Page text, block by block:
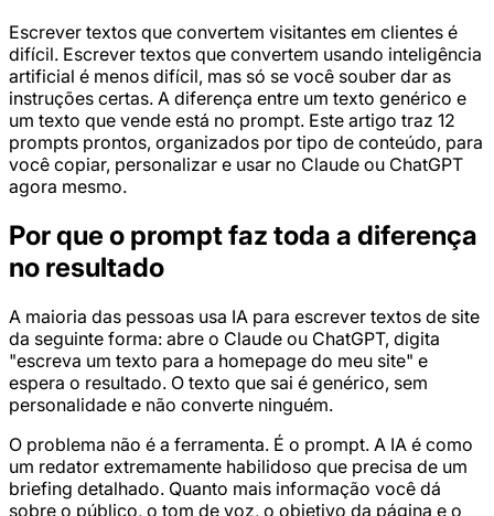
Escrever textos que convertem visitantes em clientes é
difícil. Escrever textos que convertem usando inteligência
artificial é menos difícil, mas só se você souber dar as
instruções certas. A diferença entre um texto genérico e
um texto que vende está no prompt. Este artigo traz 12
prompts prontos, organizados por tipo de conteúdo, para
você copiar, personalizar e usar no Claude ou ChatGPT
agora mesmo.
Por que o prompt faz toda a diferença
no resultado
A maioria das pessoas usa IA para escrever textos de site
da seguinte forma: abre o Claude ou ChatGPT, digita
"escreva um texto para a homepage do meu site" e
espera o resultado. O texto que sai é genérico, sem
personalidade e não converte ninguém.
O problema não é a ferramenta. É o prompt. A IA é como
um redator extremamente habilidoso que precisa de um
briefing detalhado. Quanto mais informação você dá
sobre o público, o tom de voz, o objetivo da página e o